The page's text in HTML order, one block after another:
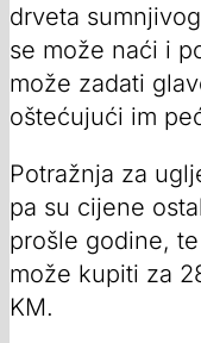
drveta
se može naći i
može zadati
oštećujući im
Potražnja za
pa su cijene
prošle godine,
može kupiti za
KM.